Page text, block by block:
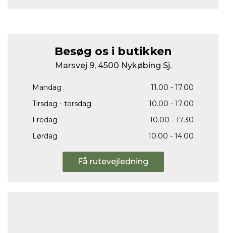
Besøg os i butikken
Marsvej 9, 4500 Nykøbing Sj.
Mandag
11.00 - 17.00
Tirsdag - torsdag
10.00 - 17.00
Fredag
10.00 - 17.30
Lørdag
10.00 - 14.00
Få rutevejledning